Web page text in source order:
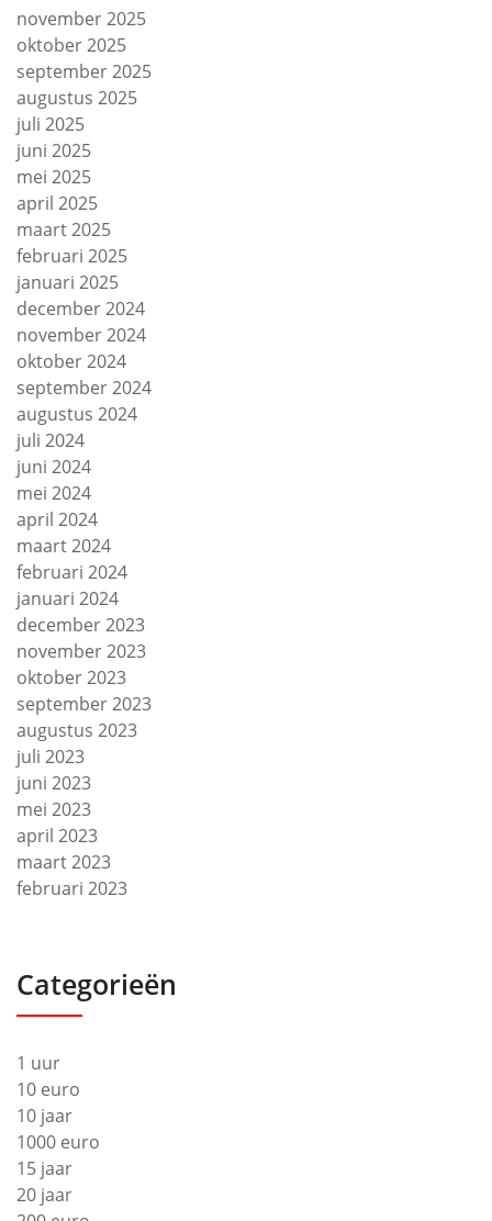
november 2025
oktober 2025
september 2025
augustus 2025
juli 2025
juni 2025
mei 2025
april 2025
maart 2025
februari 2025
januari 2025
december 2024
november 2024
oktober 2024
september 2024
augustus 2024
juli 2024
juni 2024
mei 2024
april 2024
maart 2024
februari 2024
januari 2024
december 2023
november 2023
oktober 2023
september 2023
augustus 2023
juli 2023
juni 2023
mei 2023
april 2023
maart 2023
februari 2023
Categorieën
1 uur
10 euro
10 jaar
1000 euro
15 jaar
20 jaar